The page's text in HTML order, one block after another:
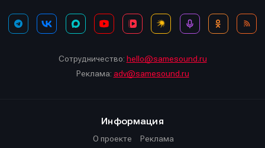
Сотрудничество: hello@samesound.ru
Реклама: adv@samesound.ru
Информация
О проекте
Реклама